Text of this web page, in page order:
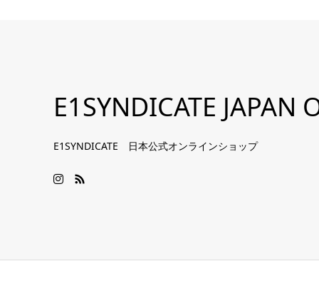
E1SYNDICATE JAPAN
E1SYNDICATE 日本公式オンラインショップ